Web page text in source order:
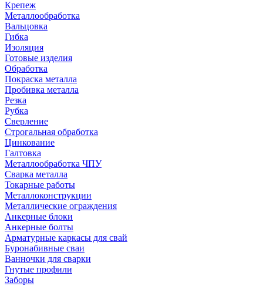
Крепеж
Металлообработка
Вальцовка
Гибка
Изоляция
Готовые изделия
Обработка
Покраска металла
Пробивка металла
Резка
Рубка
Сверление
Строгальная обработка
Цинкование
Галтовка
Металлообработка ЧПУ
Сварка металла
Токарные работы
Металлоконструкции
Металлические ограждения
Анкерные блоки
Анкерные болты
Арматурные каркасы для свай
Буронабивные сваи
Ванночки для сварки
Гнутые профили
Заборы